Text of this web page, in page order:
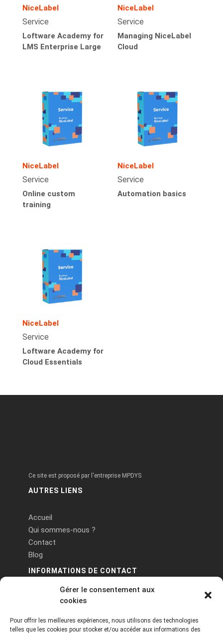
Gérer le consentement aux
cookies
Pour offrir les meilleures expériences, nous utilisons des technologies
telles que les cookies pour stocker et/ou accéder aux informations des
NiceLabel
Service
Loftware Academy for
LMS Enterprise Large
NiceLabel
Service
Managing NiceLabel
Cloud
NiceLabel
Service
Online custom
training
NiceLabel
Service
Automation basics
NiceLabel
Service
Loftware Academy for
Cloud Essentials
Ce site est proposé par l'entreprise MPDYS
AUTRES LIENS
Accueil
Qui sommes-nous ?
Contact
Blog
INFORMATIONS DE CONTACT
PA Keneach Ouest - 5 rue de Belle-Île - 56400
contact@logiciels-etiquettes.com